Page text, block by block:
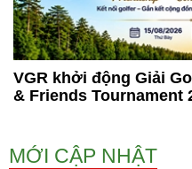
VGR khởi động Giải
& Friends Tournament
MỚI CẬP NHẬT